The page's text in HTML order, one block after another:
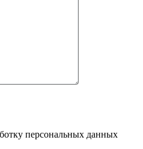
персональных данных